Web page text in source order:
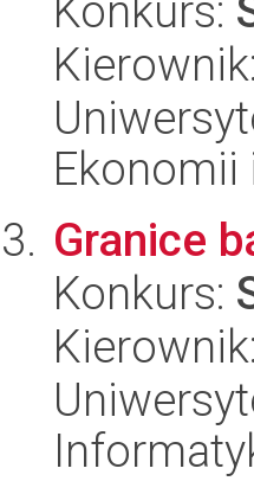
Konkurs:
Ekonomii
Granice
Konkurs: